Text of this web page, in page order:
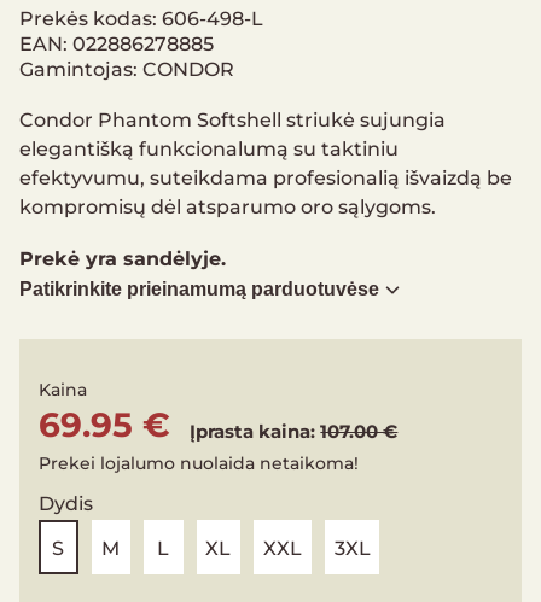
Prekės kodas: 606-498-L
EAN: 022886278885
Gamintojas: CONDOR
Condor Phantom Softshell striukė sujungia
elegantišką funkcionalumą su taktiniu
efektyvumu, suteikdama profesionalią išvaizdą be
kompromisų dėl atsparumo oro sąlygoms.
Prekė yra sandėlyje.
Patikrinkite prieinamumą parduotuvėse
Kaina
69.95 € Įprasta kaina:107.00 €
Prekei lojalumo nuolaida netaikoma!
Dydis
S
M L XL XXL 3XL